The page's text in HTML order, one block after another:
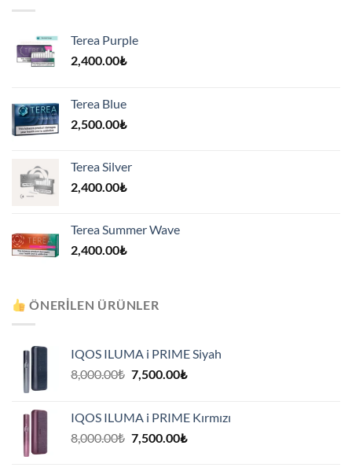
Terea Purple
2,400.00₺
Terea Blue
2,500.00₺
Terea Silver
2,400.00₺
Terea Summer Wave
2,400.00₺
ÖNERILEN ÜRÜNLER
IQOS ILUMA i PRIME Siyah
8,000.00₺ Orijinal
7,500.00₺Şu
7,500.00₺.
IQOS ILUMA i PRIME Kırmızı
8,000.00₺ Orijinal
7,500.00₺Şu